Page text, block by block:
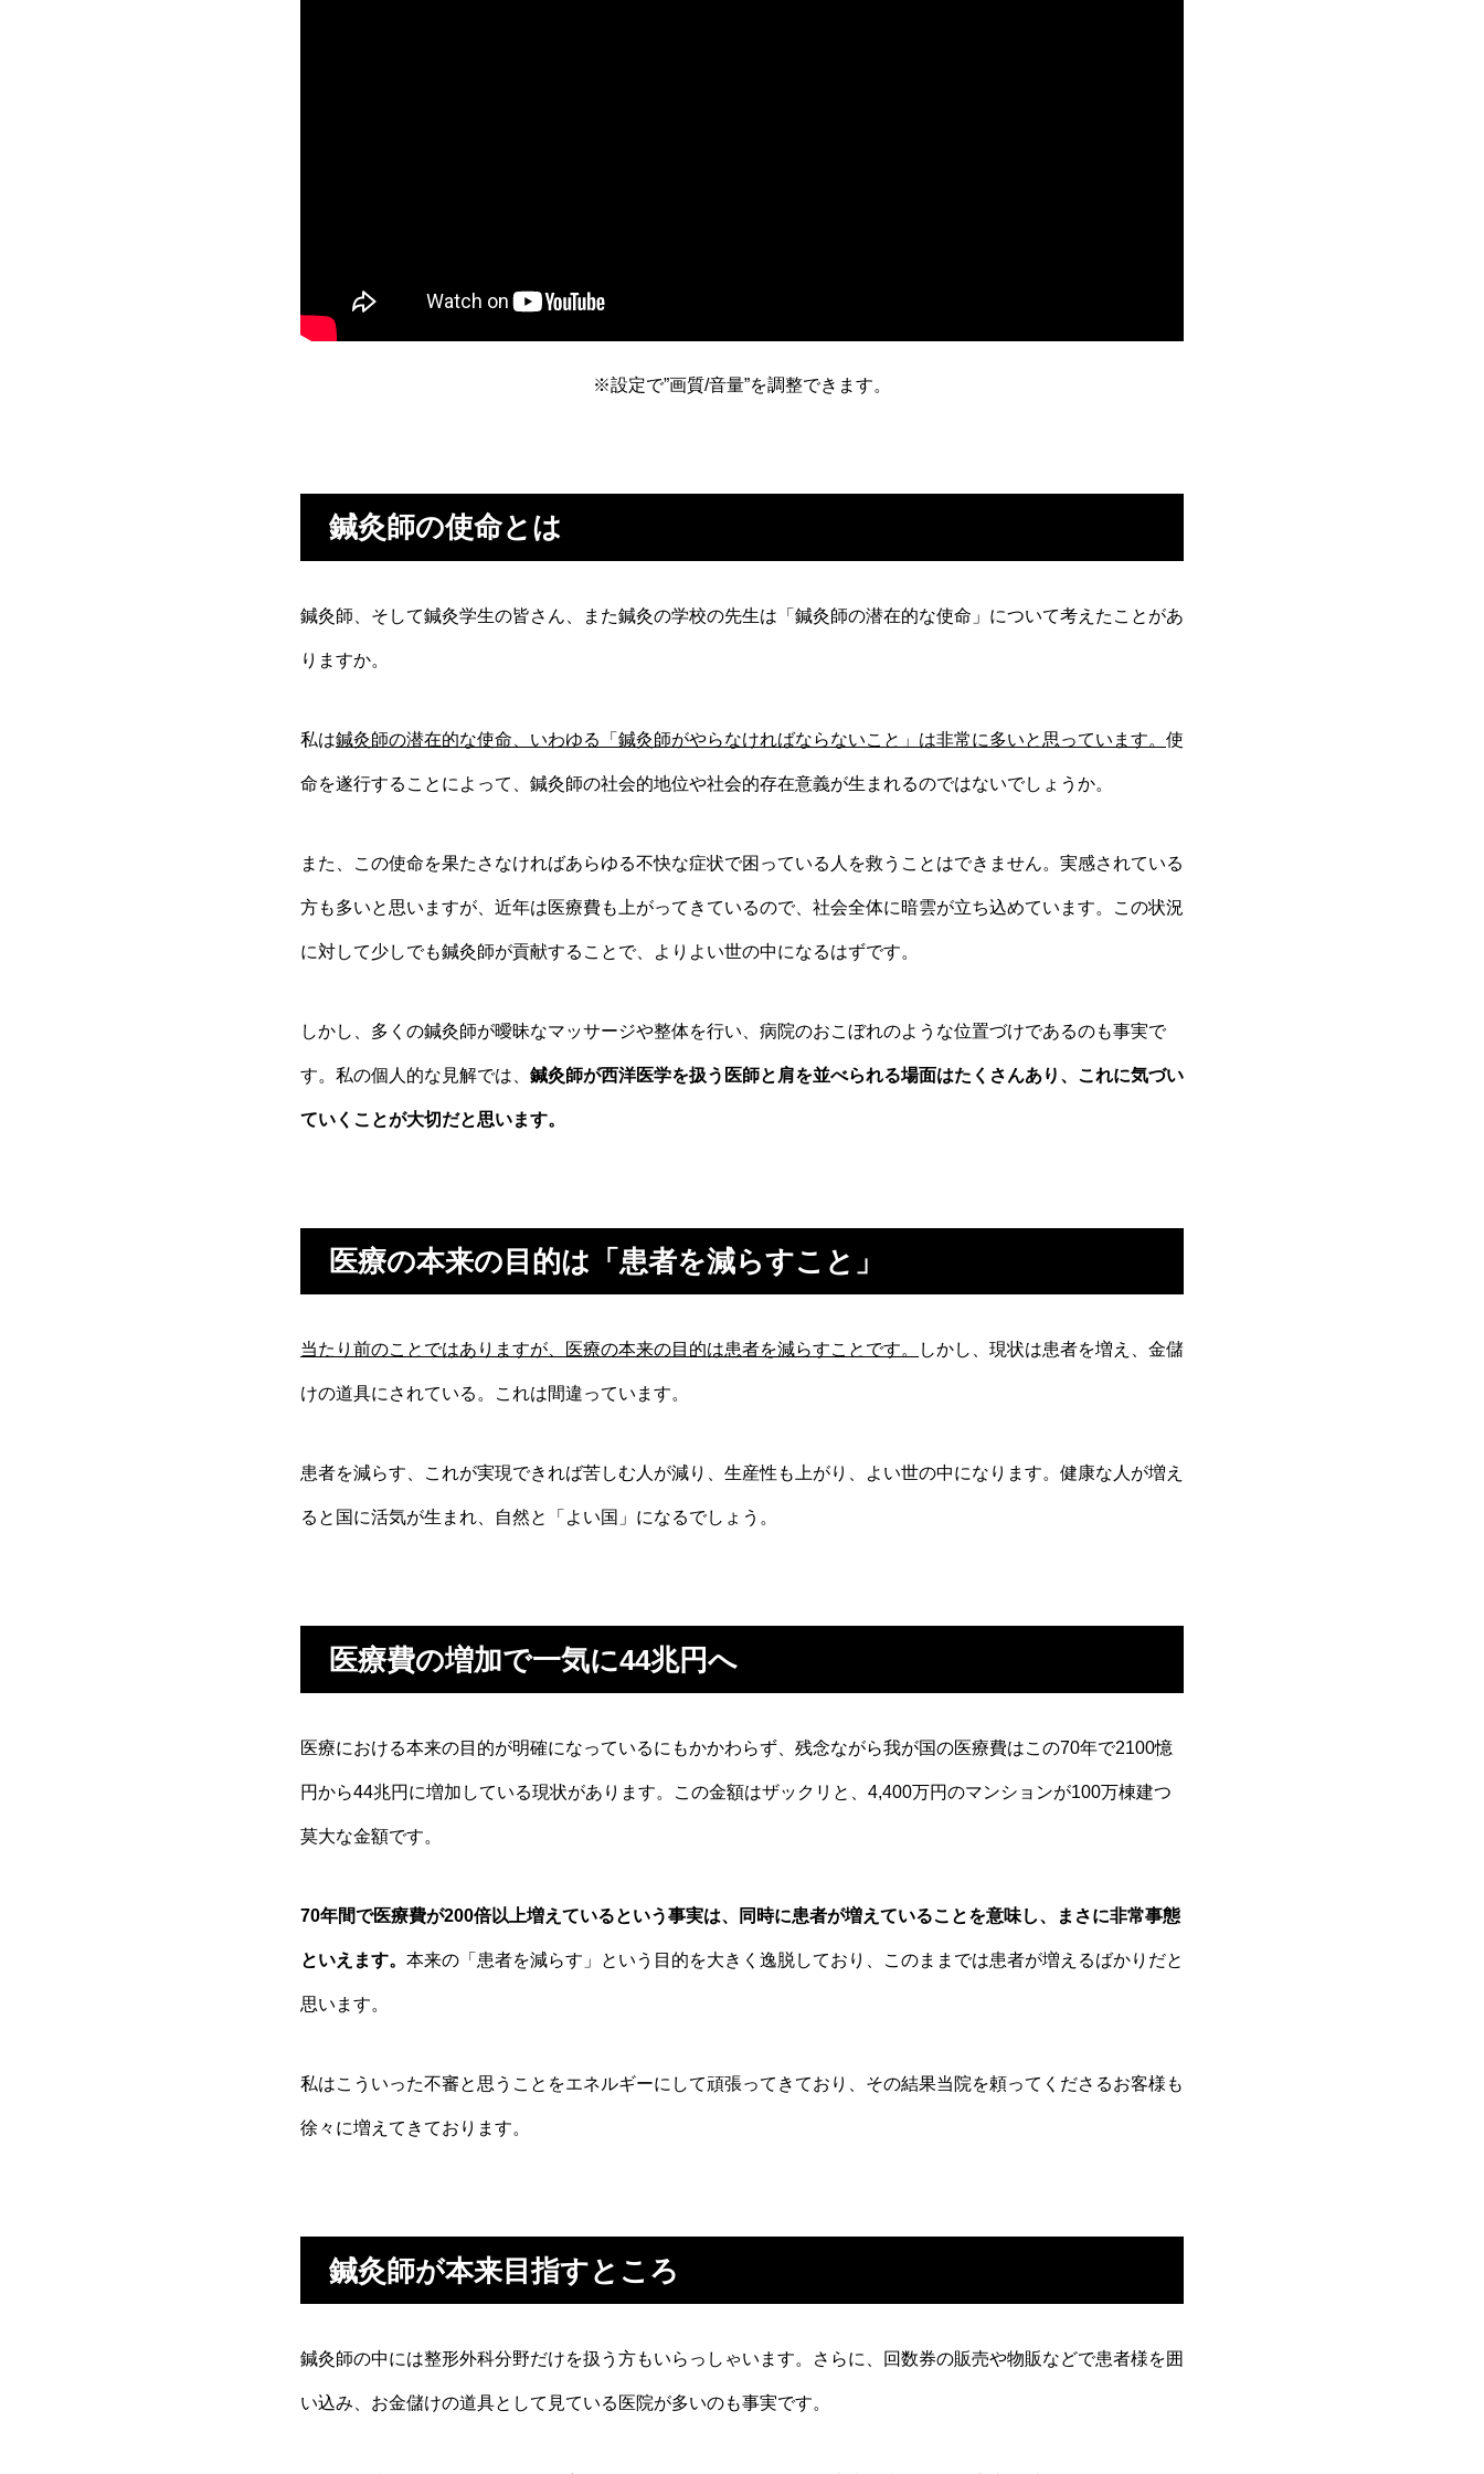
※設定で”画質/音量”を調整できます。
鍼灸師の使命とは
鍼灸師、そして鍼灸学生の皆さん、また鍼灸の学校の先生は「鍼灸師の潜在的な使命」について考えたことがあ
りますか。
私は鍼灸師の潜在的な使命、いわゆる「鍼灸師がやらなければならないこと」は非常に多いと思っています。 使
命を遂行することによって、鍼灸師の社会的地位や社会的存在意義が生まれるのではないでしょうか。
また、この使命を果たさなければあらゆる不快な症状で困っている人を救うことはできません。実感されている
方も多いと思いますが、近年は医療費も上がってきているので、社会全体に暗雲が立ち込めています。この状況
に対して少しでも鍼灸師が貢献することで、よりよい世の中になるはずです。
しかし、多くの鍼灸師が曖昧なマッサージや整体を行い、病院のおこぼれのような位置づけであるのも事実で
す。私の個人的な見解では、 鍼灸師が西洋医学を扱う医師と肩を並べられる場面はたくさんあり、これに気づい
ていくことが大切だと思います。
医療の本来の目的は「患者を減らすこと」
当たり前のことではありますが、医療の本来の目的は患者を減らすことです。 しかし、現状は患者を増え、金儲
けの道具にされている。これは間違っています。
患者を減らす、これが実現できれば苦しむ人が減り、生産性も上がり、よい世の中になります。健康な人が増え
ると国に活気が生まれ、自然と「よい国」になるでしょう。
医療費の増加で一気に44兆円へ
医療における本来の目的が明確になっているにもかかわらず、残念ながら我が国の医療費はこの70年で2100憶
円から44兆円に増加している現状があります。この金額はザックリと、4,400万円のマンションが100万棟建つ
莫大な金額です。
70年間で医療費が200倍以上増えているという事実は、同時に患者が増えていることを意味し、まさに非常事態
といえます。 本来の「患者を減らす」という目的を大きく逸脱しており、このままでは患者が増えるばかりだと
思います。
私はこういった不審と思うことをエネルギーにして頑張ってきており、その結果当院を頼ってくださるお客様も
徐々に増えてきております。
鍼灸師が本来目指すところ
鍼灸師の中には整形外科分野だけを扱う方もいらっしゃいます。さらに、回数券の販売や物販などで患者様を囲
い込み、お金儲けの道具として見ている医院が多いのも事実です。